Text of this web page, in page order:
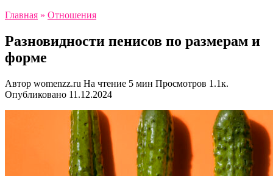
Главная » Отношения
Разновидности пенисов по размерам и
форме
Автор womenzz.ru На чтение 5 мин Просмотров 1.1к.
Опубликовано 11.12.2024